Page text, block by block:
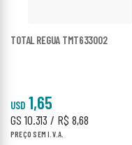
TOTAL REGUA TMT633002
USD 1,65
GS 10.313 / R$ 8,68
PREÇO SEM I.V.A.